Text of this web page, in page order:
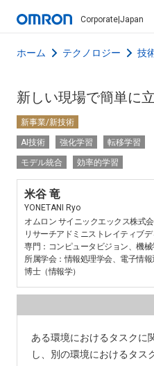
Corporate|Japan
ホーム テクノロジー 技
新しい現場で簡単に
新事業/新技術
AI技術 強化学習 転移学習
モデル統合 効率的学習
米谷 竜
YONETANI Ryo
オムロン サイニックエックス株式
リサーチアドミニストレイティブ
専門：コンピュータビジョン、機械
所属学会：情報処理学会、電子情報
博士（情報学）
ある環境におけるタスクに
し、別の環境におけるタス